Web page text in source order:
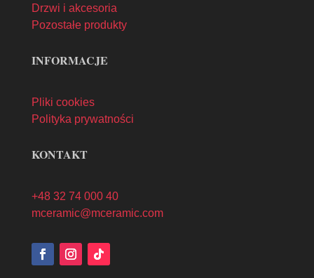
Drzwi i akcesoria
Pozostałe produkty
INFORMACJE
Pliki cookies
Polityka prywatności
KONTAKT
+48 32 74 000 40
mceramic@mceramic.com